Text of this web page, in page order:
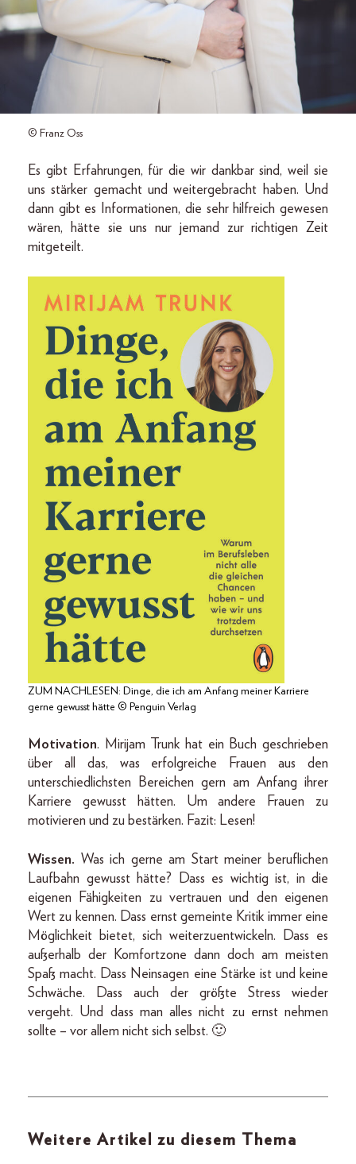
© Franz Oss
Es gibt Erfahrungen, für die wir dankbar sind, weil sie
uns stärker gemacht und weitergebracht haben. Und
dann gibt es Informationen, die sehr hilfreich gewesen
wären, hätte sie uns nur jemand zur richtigen Zeit
mitgeteilt.
ZUM NACHLESEN: Dinge, die ich am Anfang meiner Karriere
gerne gewusst hätte © Penguin Verlag
Motivation. Mirijam Trunk hat ein Buch geschrieben
über all das, was erfolgreiche Frauen aus den
unterschiedlichsten Bereichen gern am Anfang ihrer
Karriere gewusst hätten. Um andere Frauen zu
motivieren und zu bestärken. Fazit: Lesen!
Wissen. Was ich gerne am Start meiner beruflichen
Laufbahn gewusst hätte? Dass es wichtig ist, in die
eigenen Fähigkeiten zu vertrauen und den eigenen
Wert zu kennen. Dass ernst gemeinte Kritik immer eine
Möglichkeit bietet, sich weiterzuentwickeln. Dass es
außerhalb der Komfortzone dann doch am meisten
Spaß macht. Dass Neinsagen eine Stärke ist und keine
Schwäche. Dass auch der größte Stress wieder
vergeht. Und dass man alles nicht zu ernst nehmen
sollte – vor allem nicht sich selbst. 🙂
Weitere Artikel zu diesem Thema